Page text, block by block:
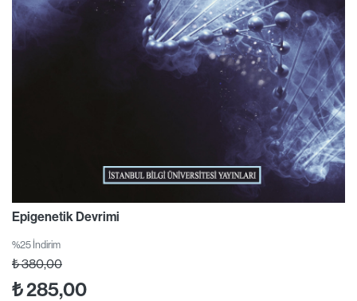
Epigenetik Devrimi
%25 İndirim
₺380,00
₺285,00